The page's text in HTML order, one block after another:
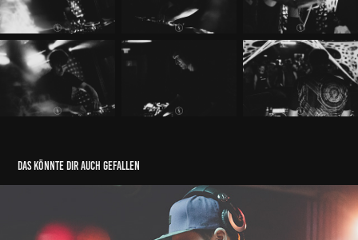
das könnte dir auch gefallen